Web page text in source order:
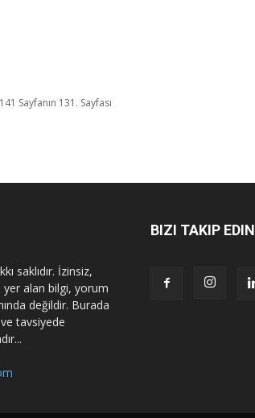
141 Sayfanın 131. Sayfası
saklıdır. İzinsiz,
yer alan bilgi, yorum
değildir. Burada
tavsiyede
BIZI TAKIP EDIN